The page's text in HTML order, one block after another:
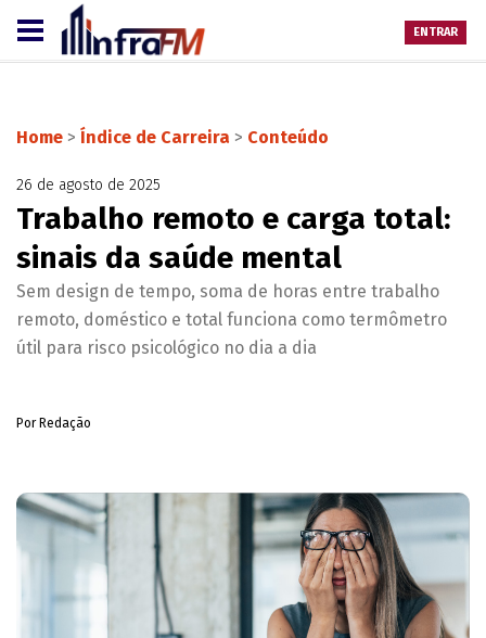
ENTRAR
Home > Índice de Carreira > Conteúdo
26 de agosto de 2025
Trabalho remoto e carga total:
sinais da saúde mental
Sem design de tempo, soma de horas entre trabalho
remoto, doméstico e total funciona como termômetro
útil para risco psicológico no dia a dia
Por Redação